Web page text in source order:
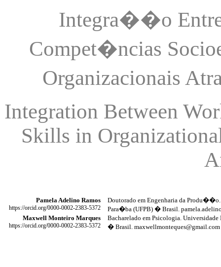
Integra��o Entre
Compet�ncias
Organizacionais
Integration Between
Skills in
Pamela Adelino Ramos
https://orcid.org/0000-0002-2383-5372
Doutorado em Engenharia da Produ��o.
Para�ba (UFPB) � Brasil.
Maxwell Monteiro Marques
https://orcid.org/0000-0002-2383-5372
Bacharelado em Psicologia.
� Brasil. maxwellmonteques@gmail.com